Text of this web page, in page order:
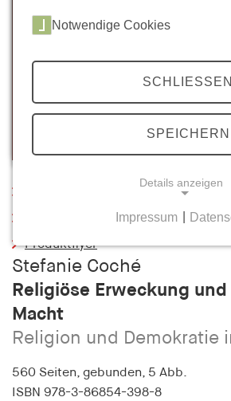
Inhaltsverzeichnis
Produktflyer
Stefanie Coché
Religiöse Erweckung
Macht
Religion und Demokratie
560 Seiten, gebunden, 5 Abb.
ISBN 978-3-86854-398-8
Notwendige Cookies
SCHLIESSEN
SPEICHERN
Details anzeigen
Notwendige Cookies helfen
nutzbar zu machen, indem sie
wie Seitennavigation und Zugriff
Bereiche der Webseite
kann ohne diese Cookies nicht
funktionieren.
cookie_consent
Impressum